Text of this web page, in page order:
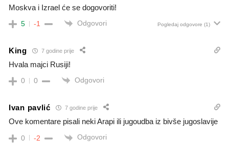
Moskva i Izrael će se dogovoriti!
5 -1 Odgovori Pogledaj odgovore (1)
King 7 godine prije
Hvala majci Rusiji!
0 0 Odgovori
Ivan pavlić 7 godine prije
Ove komentare pisali neki Arapi ili jugoudba iz bivše jugoslavije
0 -2 Odgovori